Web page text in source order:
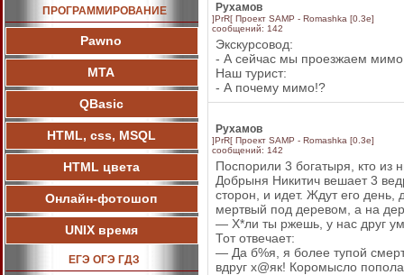
ПРОГРАММИРОВАНИЕ
Pawnо
МТА
QBasic
HTML, css, MSQL
HTML цвета
Онлайн-фотошоп
UNIX время
ЕГЭ ОГЭ ГДЗ
Рухамов
]PrR[ Проект SAMP - Romashka [0.3e]
сообщений: 142
Экскурсовод:
- А сейчас мы проезжаем мимо
Наш турист:
- А почему мимо!?
Рухамов
]PrR[ Проект SAMP - Romashka [0.3e]
сообщений: 142
Поспорили 3 богатыря, кто из
Добрыня Никитич вешает 3
сторон, и идет. Ждут его день,
мертвый под деревом, а на
— Х*ли ты ржешь, у нас друг
Тот отвечает:
— Да б%я, я более тупой
вдруг х@як! Коромысло